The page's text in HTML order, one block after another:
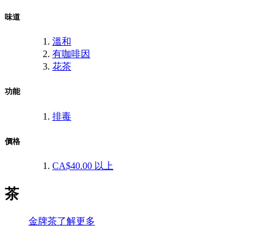
味道
溫和
有咖啡因
花茶
功能
排毒
價格
CA$40.00 以上
茶
金牌茶了解更多